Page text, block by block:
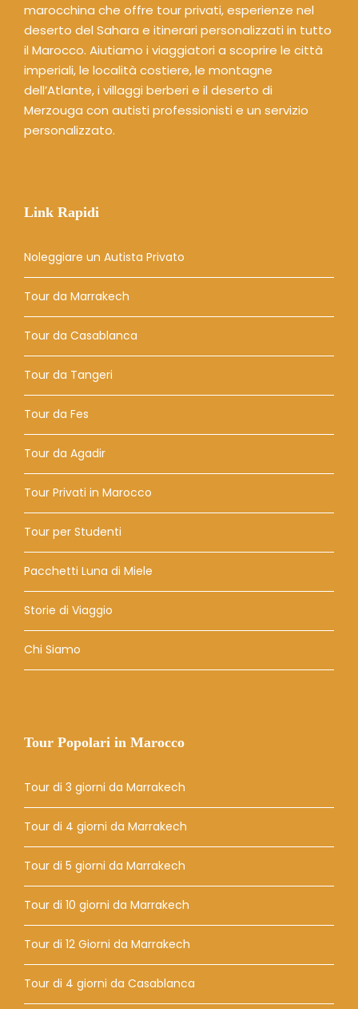
marocchina che offre tour privati, esperienze nel
deserto del Sahara e itinerari personalizzati in tutto
il Marocco. Aiutiamo i viaggiatori a scoprire le città
imperiali, le località costiere, le montagne
dell’Atlante, i villaggi berberi e il deserto di
Merzouga con autisti professionisti e un servizio
personalizzato.
Link Rapidi
Noleggiare un Autista Privato
Tour da Marrakech
Tour da Casablanca
Tour da Tangeri
Tour da Fes
Tour da Agadir
Tour Privati ​​in Marocco
Tour per Studenti
Pacchetti Luna di Miele
Storie di Viaggio
Chi Siamo
Tour Popolari in Marocco
Tour di 3 giorni da Marrakech
Tour di 4 giorni da Marrakech
Tour di 5 giorni da Marrakech
Tour di 10 giorni da Marrakech
Tour di 12 Giorni da Marrakech
Tour di 4 giorni da Casablanca